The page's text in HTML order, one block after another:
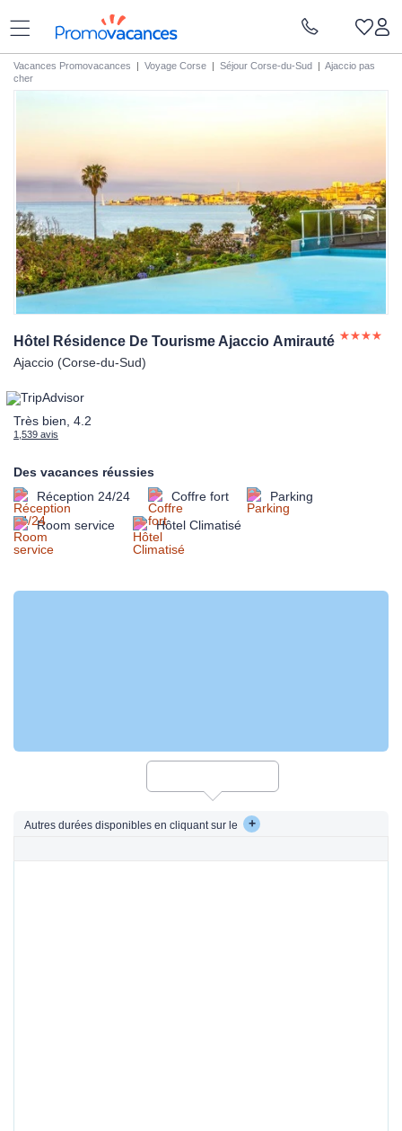
Vacances Promovacances | Voyage Corse | Séjour Corse-du-Sud | Ajaccio pas
cher
Hôtel Résidence De Tourisme Ajaccio Amirauté
Ajaccio (Corse-du-Sud)
Très bien, 4.2
1,539 avis
Des vacances réussies
Réception 24/24
Coffre fort
Parking
Room service
Hôtel Climatisé
Autres durées disponibles en cliquant sur le +